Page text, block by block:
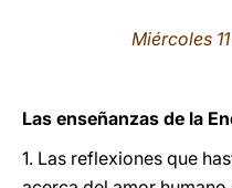
Miércoles
Las enseñanzas de la
1. Las reflexiones que